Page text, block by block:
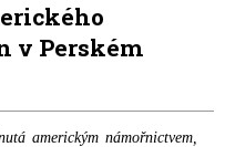
v Perském
americkým námořnictvem,